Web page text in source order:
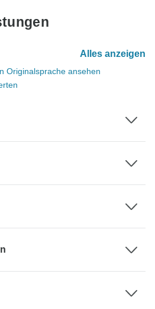
Alles anzeigen
Originalsprache ansehen